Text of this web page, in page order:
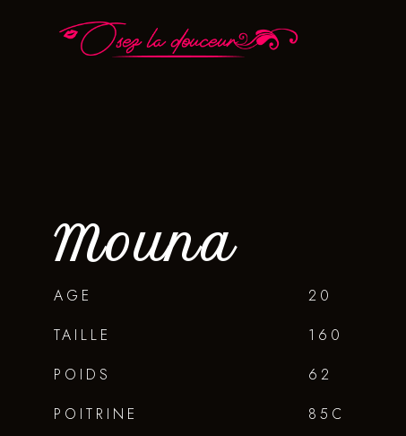
Mouna
AGE
20
TAILLE
160
POIDS
62
POITRINE
85C